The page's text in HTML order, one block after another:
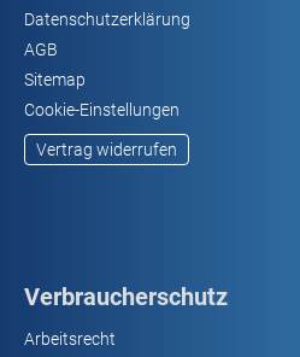
Datenschutzerklärung
AGB
Sitemap
Cookie-Einstellungen
Vertrag widerrufen
Verbraucherschutz
Arbeitsrecht